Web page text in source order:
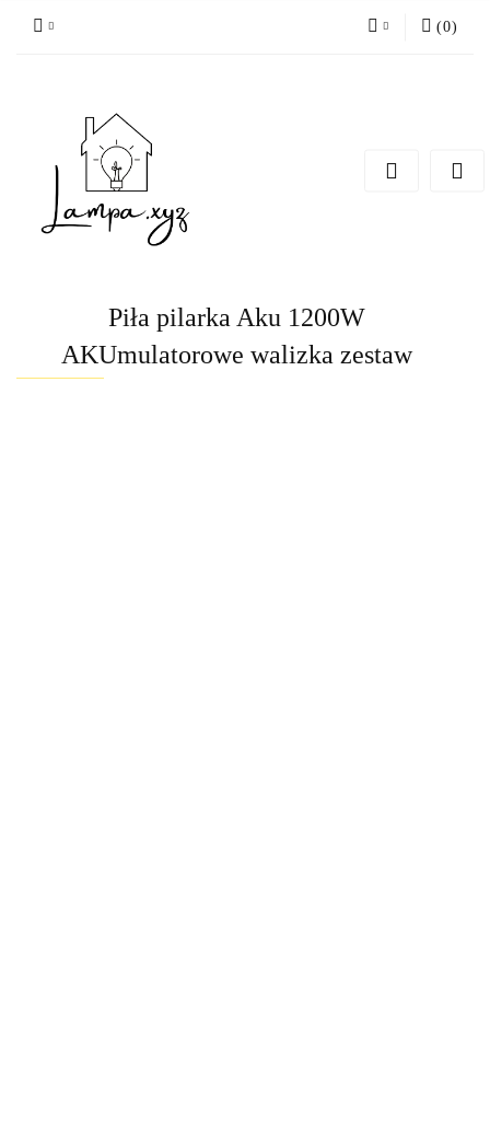
(0)
Piła pilarka Aku 1200W
AKUmulatorowe walizka zestaw